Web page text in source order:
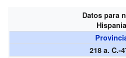
Datos para
Hispania
218 a. C.-